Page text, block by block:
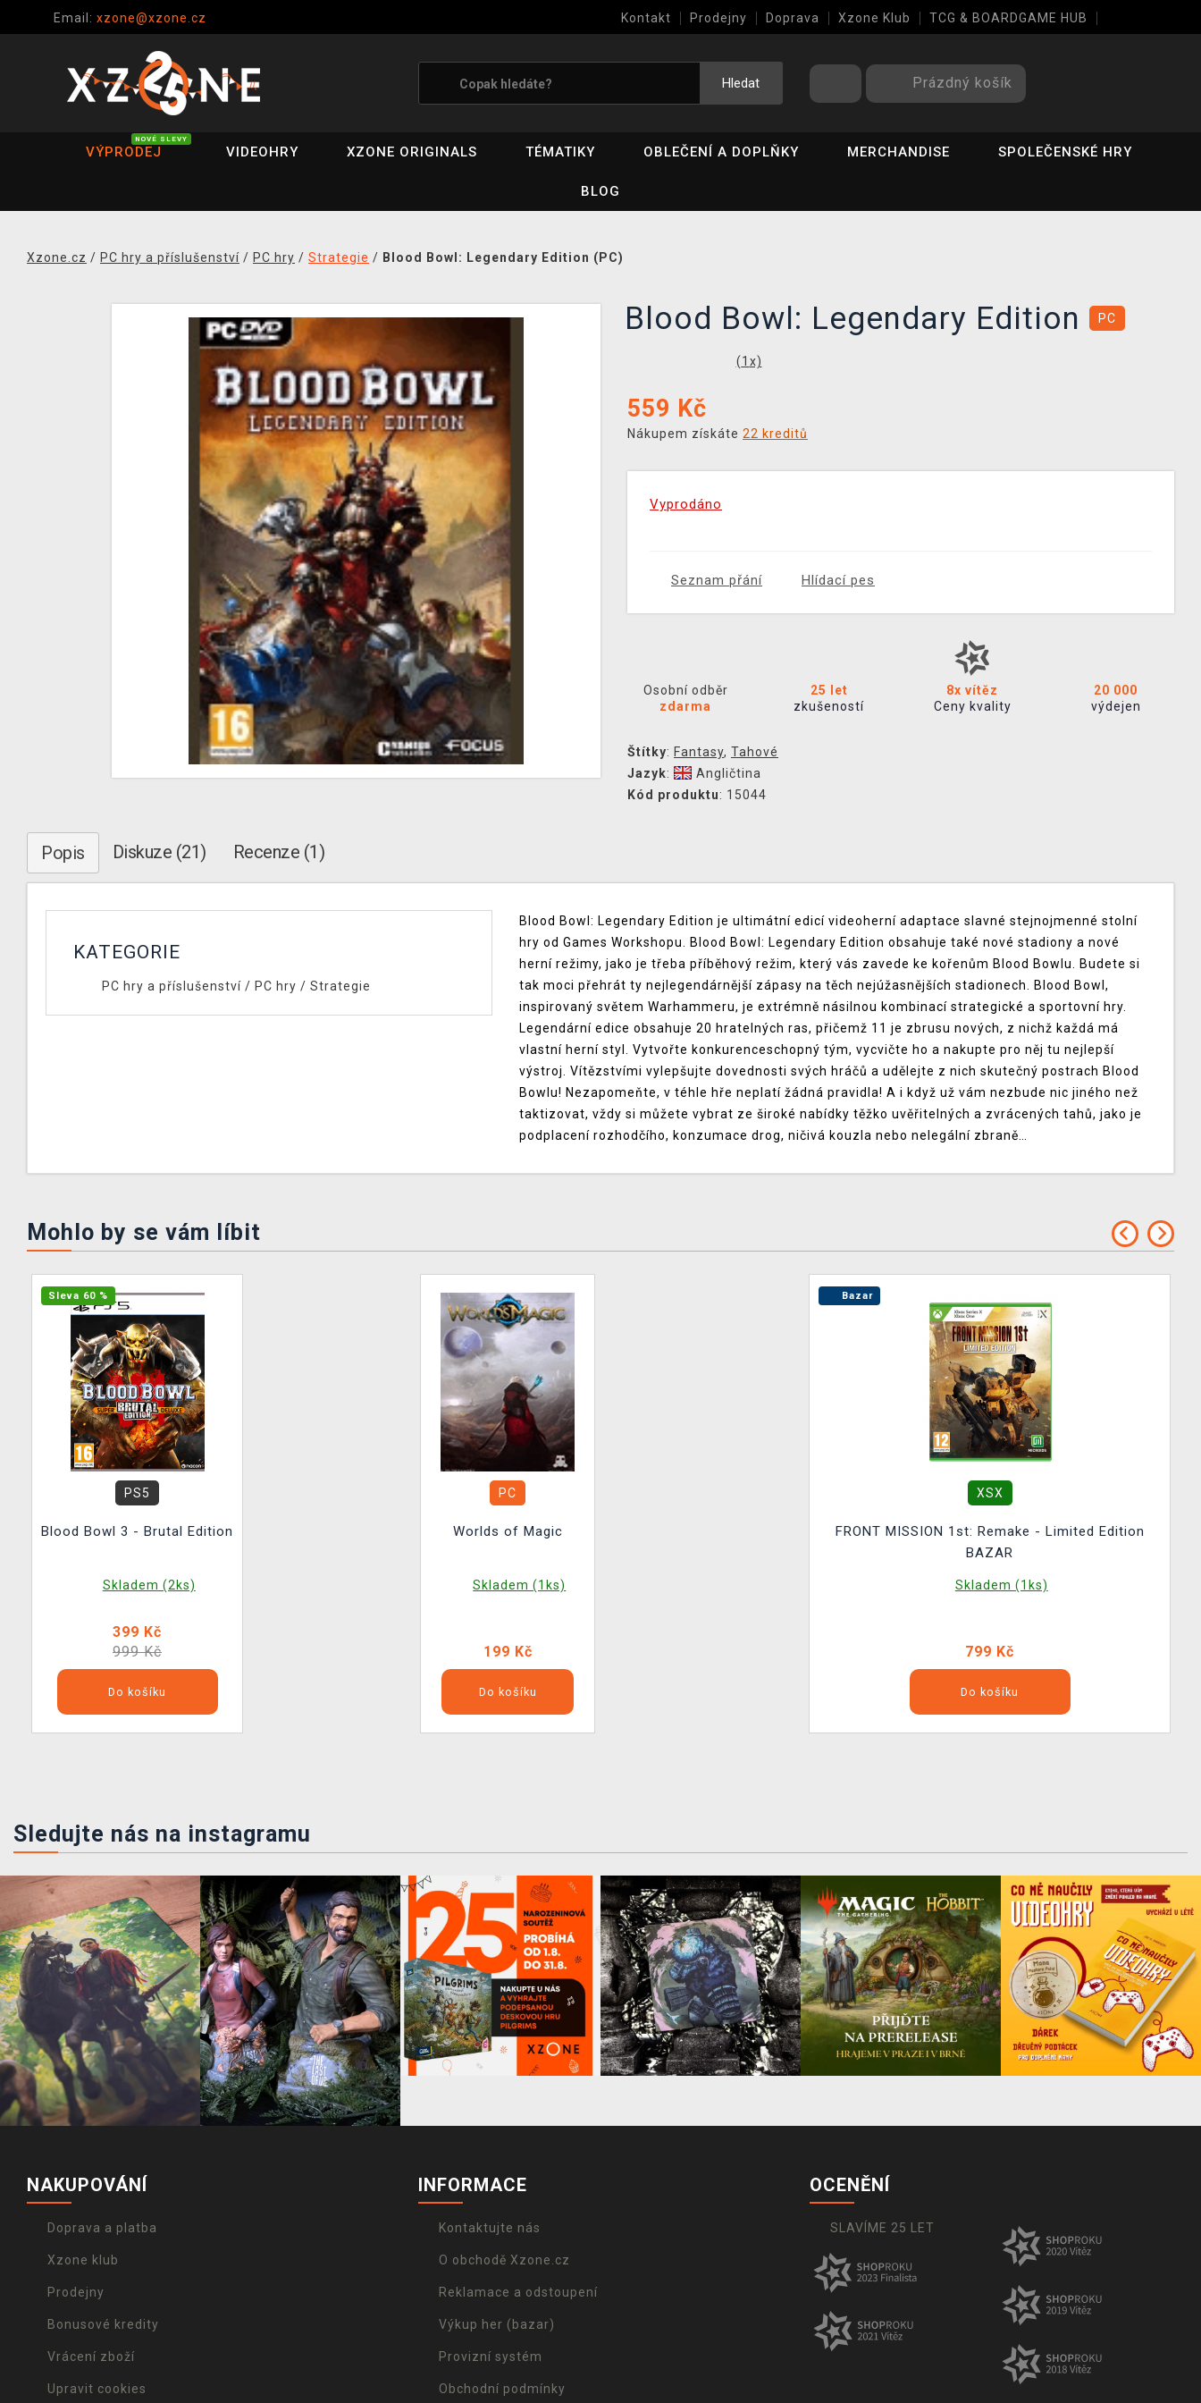
Email: xzone@xzone.cz Kontakt Prodejny Doprava Xzone Klub TCG & BOARDGAME HUB
Hledat Prázdný košík
VÝPRODEJ
NOVÉ SLEVY
VIDEOHRY XZONE ORIGINALS TÉMATIKY OBLEČENÍ A DOPLŇKY MERCHANDISE SPOLEČENSKÉ HRY
BLOG
Xzone.cz / PC hry a příslušenství / PC hry / Strategie / Blood Bowl: Legendary Edition (PC)
Blood Bowl: Legendary Edition PC
(1 x)
559 Kč
Nákupem získáte 22 kreditů
Vyprodáno
Seznam přání Hlídací pes
Osobní odběr
zdarma
25 let
zkušeností
8x vítěz
Ceny kvality
20 000
výdejen
Štítky: Fantasy, Tahové
Jazyk:
Angličtina
Kód produktu: 15044
Popis Diskuze (21) Recenze (1)
KATEGORIE
PC hry a příslušenství/ PC hry / Strategie
Blood Bowl: Legendary Edition je ultimátní edicí videoherní adaptace slavné stejnojmenné stolní
hry od Games Workshopu. Blood Bowl: Legendary Edition obsahuje také nové stadiony a nové
herní režimy, jako je třeba příběhový režim, který vás zavede ke kořenům Blood Bowlu. Budete si
tak moci přehrát ty nejlegendárnější zápasy na těch nejúžasnějších stadionech. Blood Bowl,
inspirovaný světem Warhammeru, je extrémně násilnou kombinací strategické a sportovní hry.
Legendární edice obsahuje 20 hratelných ras, přičemž 11 je zbrusu nových, z nichž každá má
vlastní herní styl. Vytvořte konkurenceschopný tým, vycvičte ho a nakupte pro něj tu nejlepší
výstroj. Vítězstvími vylepšujte dovednosti svých hráčů a udělejte z nich skutečný postrach Blood
Bowlu! Nezapomeňte, v téhle hře neplatí žádná pravidla! A i když už vám nezbude nic jiného než
taktizovat, vždy si můžete vybrat ze široké nabídky těžko uvěřitelných a zvrácených tahů, jako je
podplacení rozhodčího, konzumace drog, ničivá kouzla nebo nelegální zbraně…
Mohlo by se vám líbit
Sleva 60 %
PS5
Blood Bowl 3 - Brutal Edition
Skladem (2ks)
399 Kč
999 Kč
Do košíku
PC
Worlds of Magic
Skladem (1ks)
199 Kč
Do košíku
Bazar
XSX
FRONT MISSION 1st: Remake - Limited Edition
BAZAR
Skladem (1ks)
799 Kč
Do košíku
Sledujte nás na instagramu
NAKUPOVÁNÍ
Doprava a platba
Xzone klub
Prodejny
Bonusové kredity
Vrácení zboží
Upravit cookies
INFORMACE
Kontaktujte nás
O obchodě Xzone.cz
Reklamace a odstoupení
Výkup her (bazar)
Provizní systém
Obchodní podmínky
OCENĚNÍ
SLAVÍME 25 LET